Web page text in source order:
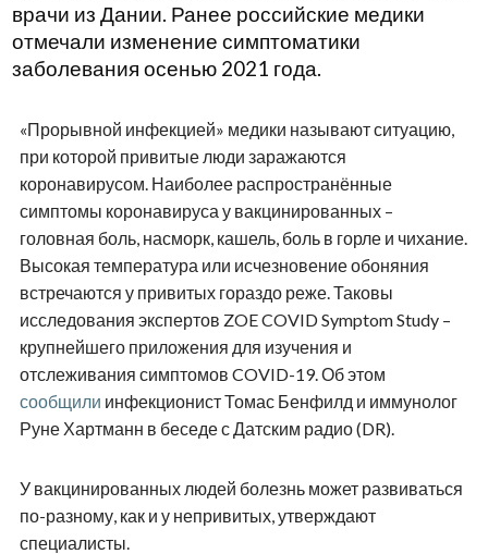
врачи из Дании. Ранее российские медики
отмечали изменение симптоматики
заболевания осенью 2021 года.
«Прорывной инфекцией» медики называют ситуацию,
при которой привитые люди заражаются
коронавирусом. Наиболее распространённые
симптомы коронавируса у вакцинированных –
головная боль, насморк, кашель, боль в горле и чихание.
Высокая температура или исчезновение обоняния
встречаются у привитых гораздо реже. Таковы
исследования экспертов ZOE COVID Symptom Study –
крупнейшего приложения для изучения и
отслеживания симптомов COVID-19. Об этом
сообщили инфекционист Томас Бенфилд и иммунолог
Руне Хартманн в беседе с Датским радио (DR).
У вакцинированных людей болезнь может развиваться
по-разному, как и у непривитых, утверждают
специалисты.